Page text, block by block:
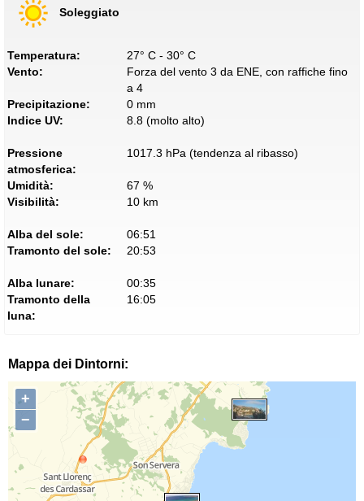
Soleggiato
Temperatura:
27° C - 30° C
Vento:
Forza del vento 3 da ENE, con raffiche fino
a 4
Precipitazione:
0 mm
Indice UV:
8.8 (molto alto)
Pressione
atmosferica:
1017.3 hPa (tendenza al ribasso)
Umidità:
67 %
Visibilità:
10 km
Alba del sole:
06:51
Tramonto del sole:
20:53
Alba lunare:
00:35
Tramonto della
luna:
16:05
Mappa dei Dintorni:
+
−